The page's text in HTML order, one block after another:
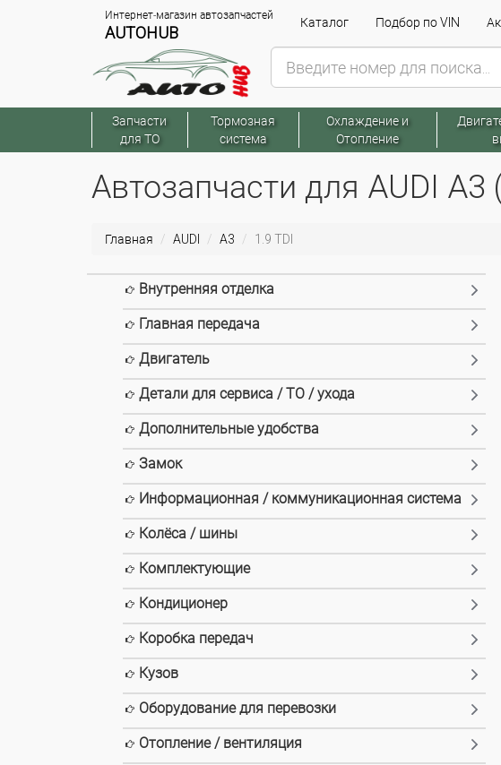
Интернет-магазин автозапчастей
AUTOHUB
Каталог Подбор по VIN
Запчасти
для ТО
Тормозная
система
Охлаждение и
Отопление
Автозапчасти для AUDI A3
Главная AUDI A3 1.9 TDI
Внутренняя отделка
Главная передача
Двигатель
Детали для сервиса / ТО / ухода
Дополнительные удобства
Замок
Информационная / коммуникационная система
Колёса / шины
Комплектующие
Кондиционер
Коробка передач
Кузов
Оборудование для перевозки
Отопление / вентиляция